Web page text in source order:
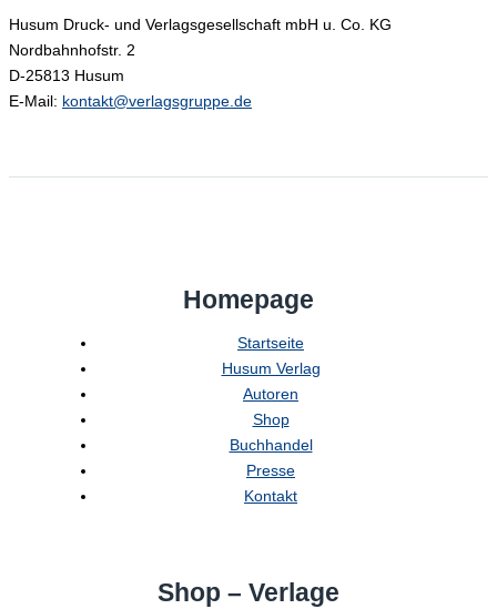
Husum Druck- und Verlagsgesellschaft mbH u. Co. KG
Nordbahnhofstr. 2
D-25813 Husum
E-Mail: kontakt@verlagsgruppe.de
Homepage
Startseite
Husum Verlag
Autoren
Shop
Buchhandel
Presse
Kontakt
Shop – Verlage